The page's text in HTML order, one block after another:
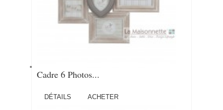
Cadre 6 Photos...
DÉTAILS ACHETER